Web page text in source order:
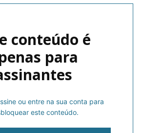
conteúdo é
para
ou entre na sua conta para
este conteúdo.